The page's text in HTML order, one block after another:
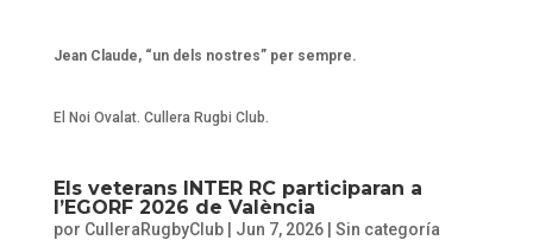
Jean Claude, “un dels nostres” per sempre.
El Noi Ovalat. Cullera Rugbi Club.
Els veterans INTER RC participaran a
l’EGORF 2026 de València
por CulleraRugbyClub| Jun 7, 2026| Sin categoría